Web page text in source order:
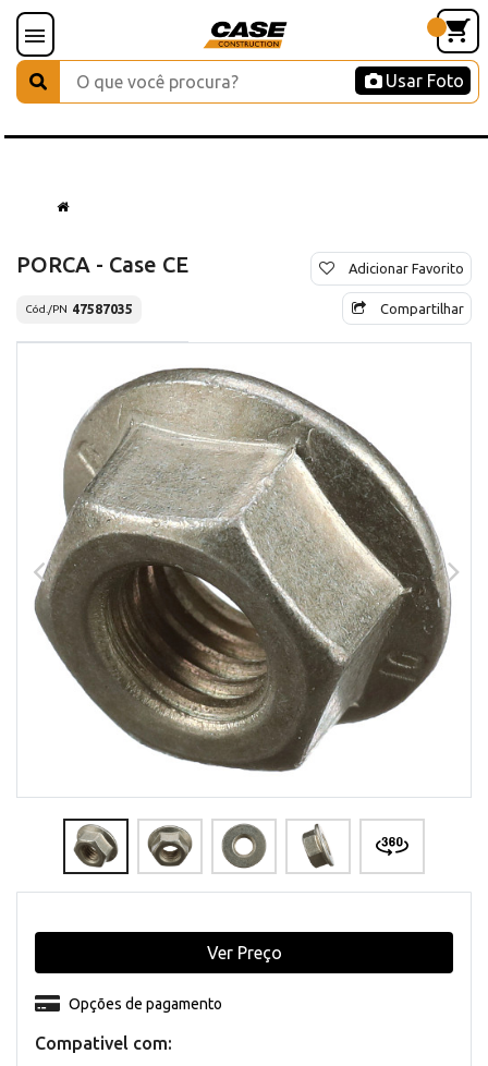
Usar Foto
PORCA - Case CE
Cód./PN 47587035
Adicionar Favorito
Compartilhar
Compativel com:
Opções de pagamento
Ver Preço